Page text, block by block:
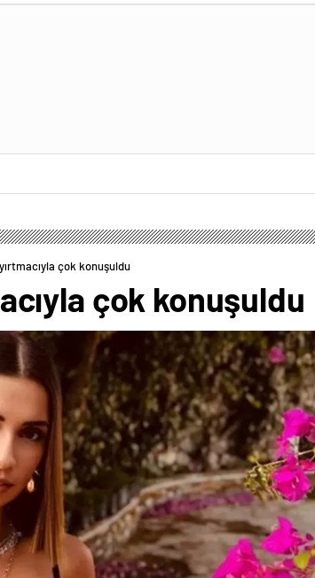
çok konuşuldu
çok konuşuldu